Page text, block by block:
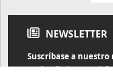
NEWSLETTER
Suscríbase a
Reciba diariamente